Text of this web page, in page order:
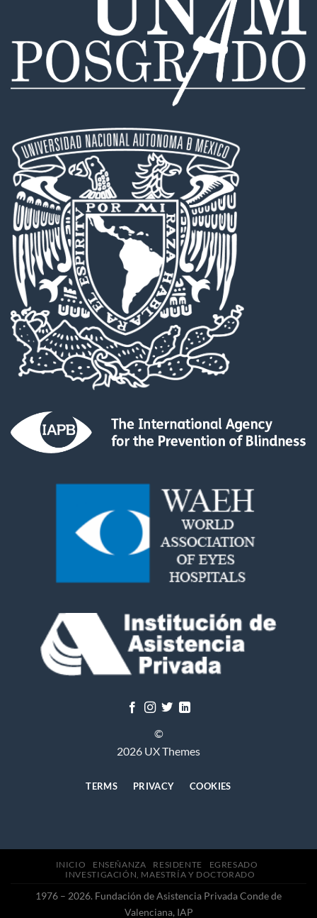
©
2026 UX Themes
TERMS PRIVACY COOKIES
INICIO ENSEÑANZA RESIDENTE
EGRESADO
INVESTIGACIÓN, MAESTRÍA Y DOCTORADO
1976 – 2026. Fundación de Asistencia Privada Conde de
Valenciana, IAP